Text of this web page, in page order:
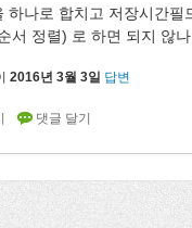
하나로 합치고 저장시간
서 정렬) 로 하면 되지 않
2016년 3월 3일 답변